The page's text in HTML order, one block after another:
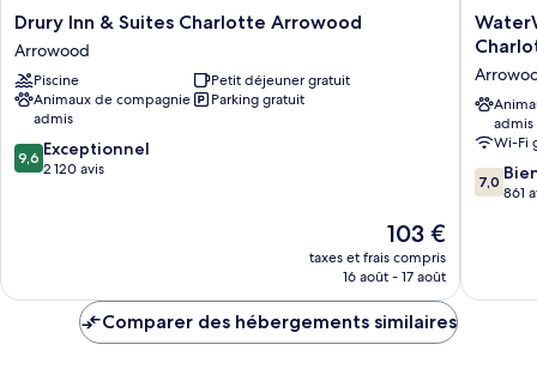
Drury
Inn
&
Suites
Charlotte
Arrowood
Arrowood
Drury Inn & Suites Charlotte Arrowood
Arrowood
Piscine
Petit déjeuner gratuit
Animaux de compagnie
admis
Parking gratuit
9.6
sur
9,6 Exceptionnel
2 120 avis
Le
nouveau
prix
de
103 €
taxes et frais compris
16 août - 17 août
by
-
admis
Wi-Fi
7.0
sur
7,0
861
Comparer des hébergements similaires